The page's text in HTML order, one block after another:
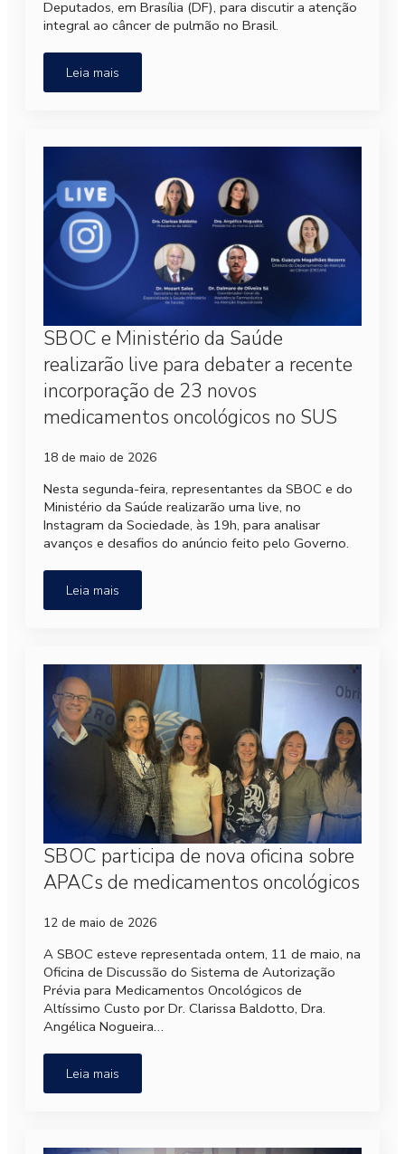
Deputados, em Brasília (DF), para discutir a atenção
integral ao câncer de pulmão no Brasil.
Leia mais
SBOC e Ministério da Saúde
realizarão live para debater a recente
incorporação de 23 novos
medicamentos oncológicos no SUS
18 de maio de 2026
Nesta segunda-feira, representantes da SBOC e do
Ministério da Saúde realizarão uma live, no
Instagram da Sociedade, às 19h, para analisar
avanços e desafios do anúncio feito pelo Governo.
Leia mais
SBOC participa de nova oficina sobre
APACs de medicamentos oncológicos
12 de maio de 2026
A SBOC esteve representada ontem, 11 de maio, na
Oficina de Discussão do Sistema de Autorização
Prévia para Medicamentos Oncológicos de
Altíssimo Custo por Dr. Clarissa Baldotto, Dra.
Angélica Nogueira…
Leia mais